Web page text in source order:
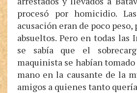
procesó por homicidio.
acusación eran de poco
absueltos. Pero en todas las
se sabía que el
maquinista se habían
mano en la causante de la
amigos a quienes tanto